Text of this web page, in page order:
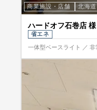
商業施設・店舗 北海
ハードオフ石巻店 様
省エネ
一体型ベースライト ／